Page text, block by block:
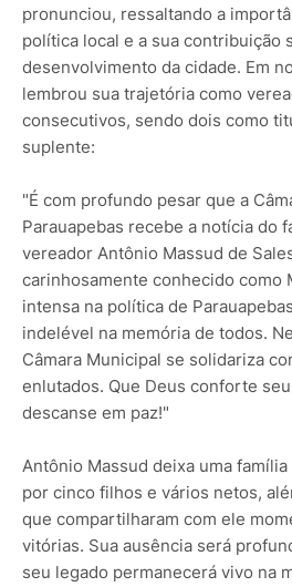
pronunciou, ressaltando a
política local e a sua contribuição
desenvolvimento da cidade. Em
lembrou sua trajetória como
consecutivos, sendo dois como
suplente:
"É com profundo pesar que a
Parauapebas recebe a notícia do
vereador Antônio Massud de
carinhosamente conhecido como
intensa na política de
indelével na memória de todos.
Câmara Municipal se solidariza
enlutados. Que Deus conforte
descanse em paz!"
Antônio Massud deixa uma
por cinco filhos e vários netos,
que compartilharam com ele
vitórias. Sua ausência será
seu legado permanecerá vivo na